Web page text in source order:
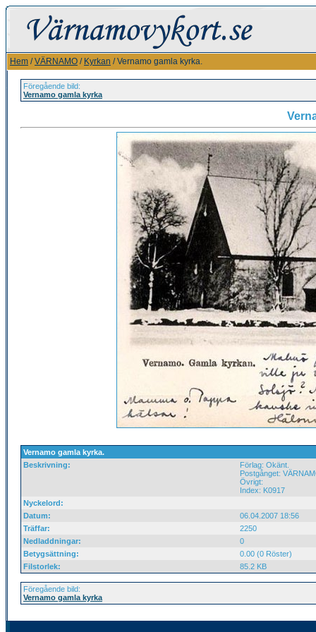
Hem /VÄRNAMO / Kyrkan / Vernamo gamla kyrka.
Föregående bild:
Vernamo gamla kyrka
Vernamo gamla kyrka.
Beskrivning:
Förlag: Okänt.
Postgånget:
Övrigt:
Index: K0917
Nyckelord:
Datum:
06.04.2007 18:56
Träffar:
2250
Nedladdningar:
0
Betygsättning:
0.00 (0 Röster)
Filstorlek:
85.2 KB
Föregående bild:
Vernamo gamla kyrka